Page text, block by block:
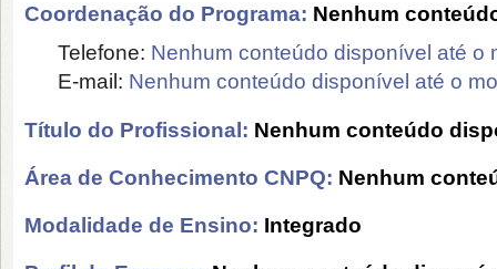
Coordenação do Programa: Nenhum
Telefone: Nenhum conteúdo disponível até o
E-mail: Nenhum conteúdo disponível até o
Título do Profissional: Nenhum conteúdo
Área de Conhecimento CNPQ: Nenhum
Modalidade de Ensino: Integrado